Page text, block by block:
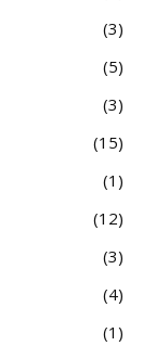
3
5
3
15
1
12
3
4
1